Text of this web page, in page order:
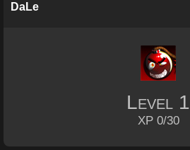
DaLe
Level 1
XP 0/30